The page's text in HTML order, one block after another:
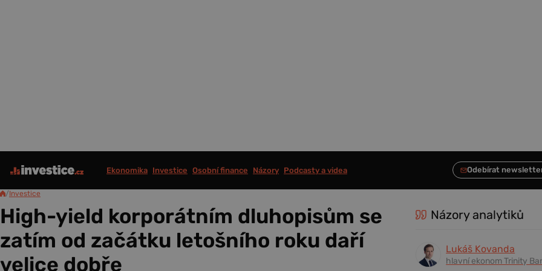
Ekonomika Investice Osobní finance Názory Podcasty a videa
/Investice
High-yield korporátním dluhopisům se
zatím od začátku letošního roku daří
velice dobře
Názory analytiků
Lukáš Kovanda
hlavní ekonom Trinity